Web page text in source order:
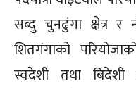
सब्दु चुनढुंगा क्षेत्र
शितगंगाको
स्वदेशी तथा बिदेशी